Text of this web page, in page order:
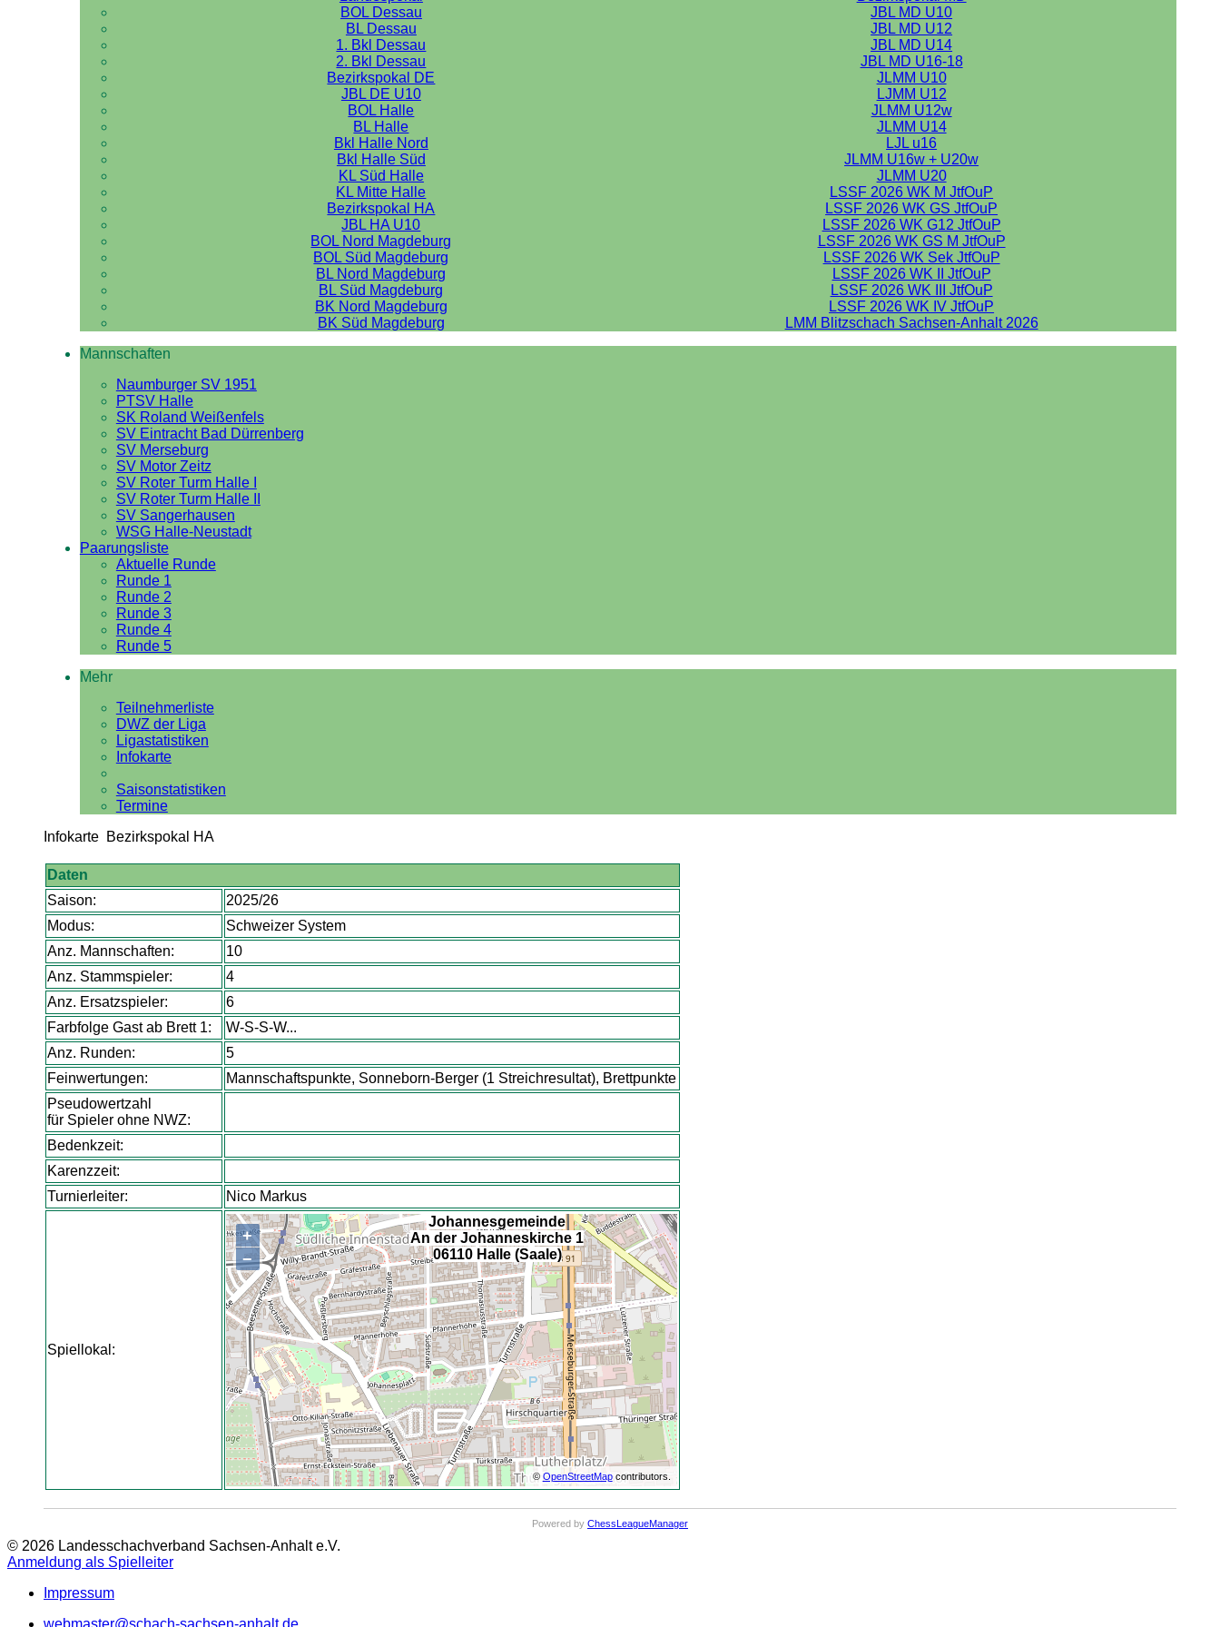
BOL Dessau
JBL MD U10
BL Dessau
JBL MD U12
1. Bkl Dessau
JBL MD U14
2. Bkl Dessau
JBL MD U16-18
Bezirkspokal DE
JLMM U10
JBL DE U10
LJMM U12
BOL Halle
JLMM U12w
BL Halle
JLMM U14
Bkl Halle Nord
LJL u16
Bkl Halle Süd
JLMM U16w + U20w
KL Süd Halle
JLMM U20
KL Mitte Halle
LSSF 2026 WK M JtfOuP
Bezirkspokal HA
LSSF 2026 WK GS JtfOuP
JBL HA U10
LSSF 2026 WK G12 JtfOuP
BOL Nord Magdeburg
LSSF 2026 WK GS M JtfOuP
BOL Süd Magdeburg
LSSF 2026 WK Sek JtfOuP
BL Nord Magdeburg
LSSF 2026 WK II JtfOuP
BL Süd Magdeburg
LSSF 2026 WK III JtfOuP
BK Nord Magdeburg
LSSF 2026 WK IV JtfOuP
BK Süd Magdeburg
LMM Blitzschach Sachsen-Anhalt 2026
Mannschaften
Naumburger SV 1951
PTSV Halle
SK Roland Weißenfels
SV Eintracht Bad Dürrenberg
SV Merseburg
SV Motor Zeitz
SV Roter Turm Halle I
SV Roter Turm Halle II
SV Sangerhausen
WSG Halle-Neustadt
Paarungsliste
Aktuelle Runde
Runde 1
Runde 2
Runde 3
Runde 4
Runde 5
Mehr
Teilnehmerliste
DWZ der Liga
Ligastatistiken
Infokarte
Saisonstatistiken
Termine
Infokarte Bezirkspokal HA
Daten
Saison:
2025/26
Modus:
Schweizer System
Anz. Mannschaften:
10
Anz. Stammspieler:
4
Anz. Ersatzspieler:
6
Farbfolge Gast ab Brett 1:
W-S-S-W...
Anz. Runden:
5
Feinwertungen:
Mannschaftspunkte, Sonneborn-Berger (1 Streichresultat), Brettpunkte
Pseudowertzahl
für Spieler ohne NWZ:
Bedenkzeit:
Karenzzeit:
Turnierleiter:
Nico Markus
Spiellokal:
+
−
© OpenStreetMapcontributors.
Johannesgemeinde
An der Johanneskirche 1
06110 Halle (Saale)
Powered by ChessLeagueManager
© 2026 Landesschachverband Sachsen-Anhalt e.V.
Anmeldung als Spielleiter
Impressum
webmaster@schach-sachsen-anhalt.de